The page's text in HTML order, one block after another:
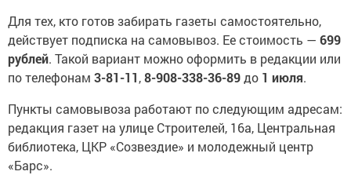
Для тех, кто готов забирать газеты самостоятельно,
действует подписка на самовывоз. Ее стоимость — 699
рублей. Такой вариант можно оформить в редакции или
по телефонам 3-81-11,8-908-338-36-89до 1 июля.
Пункты самовывоза работают по следующим адресам:
редакция газет на улице Строителей, 16а, Центральная
библиотека, ЦКР «Созвездие» и молодежный центр
«Барс».